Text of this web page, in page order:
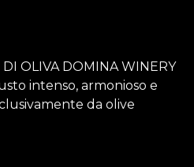
OLIVA DOMINA WINERY
intenso, armonioso e
da olive